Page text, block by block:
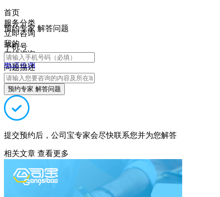
首页
服务分类
立即咨询
我的
在线咨询
电话咨询
预约专家 解答问题
手机号
问题描述
预约专家 解答问题
提交预约后，公司宝专家会尽快联系您并为您解答
相关文章 查看更多